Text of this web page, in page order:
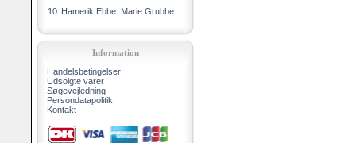
10. Hamerik Ebbe: Marie Grubbe
Information
Handelsbetingelser
Udsolgte varer
Søgevejledning
Persondatapolitik
Kontakt